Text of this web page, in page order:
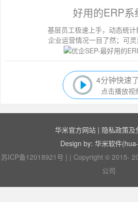
好用的ERP系
基层员工极速上手，动态统计
企业运营情况一目了然；可
4分钟快速
点击播放视
华米官方网站 | 隐私政策及
Design by: 华米软件
苏ICP备12018921号 | | Copyright © 2015-
公司